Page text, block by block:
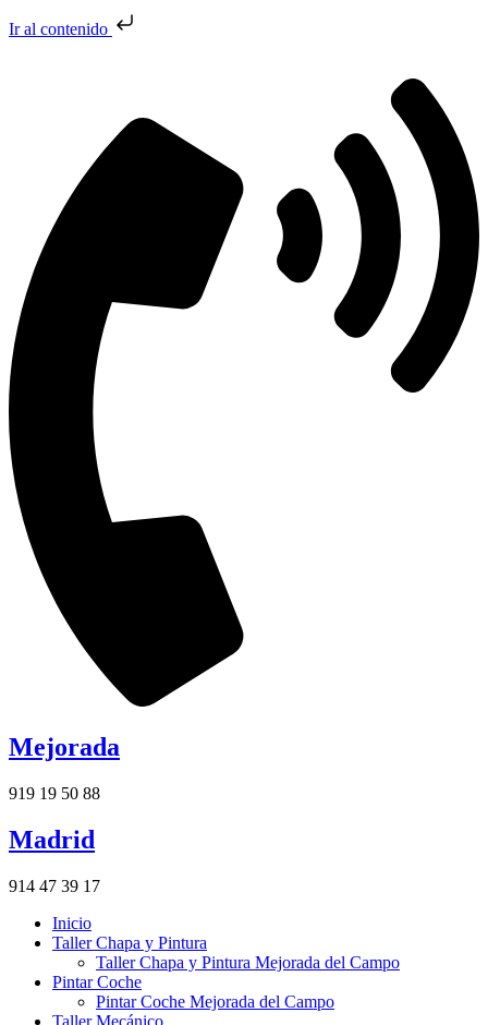
Ir al contenido
Mejorada
919 19 50 88
Madrid
914 47 39 17
Inicio
Taller Chapa y Pintura
Taller Chapa y Pintura Mejorada del Campo
Pintar Coche
Pintar Coche Mejorada del Campo
Taller Mecánico